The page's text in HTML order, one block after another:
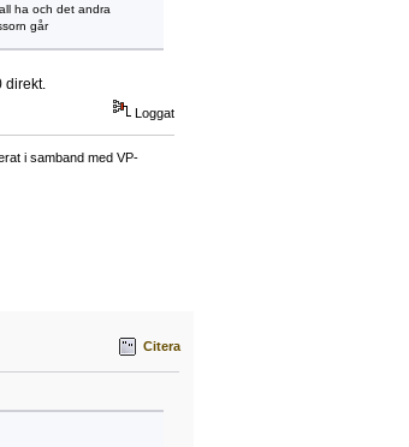
ha och det andra
går
direkt.
Loggat
i samband med VP-
Citera